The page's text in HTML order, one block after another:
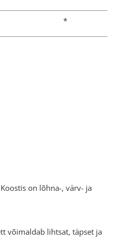
*
on lõhna-, värv- ja
võimaldab lihtsat, täpset ja